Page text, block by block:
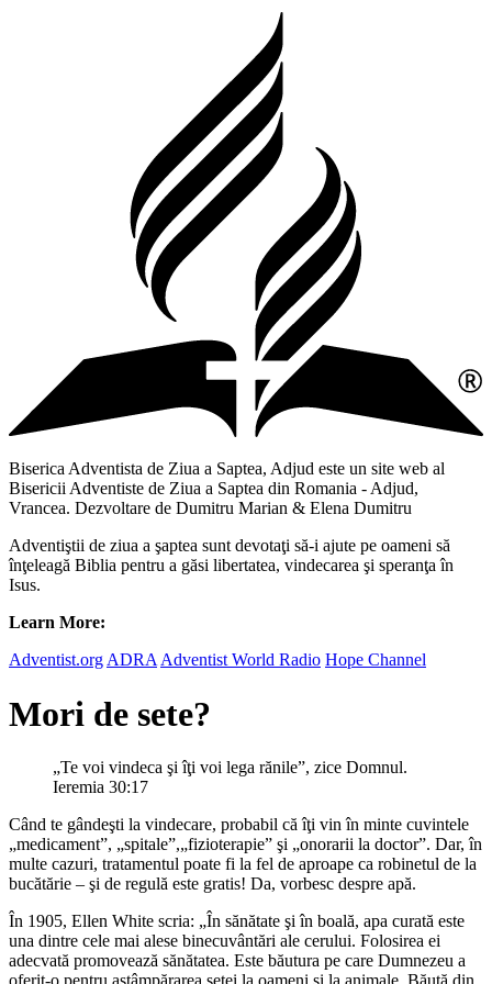
Biserica Adventista de Ziua a Saptea, Adjud este un site web al
Bisericii Adventiste de Ziua a Saptea din Romania - Adjud,
Vrancea. Dezvoltare de Dumitru Marian & Elena Dumitru
Adventiştii de ziua a şaptea sunt devotaţi să-i ajute pe oameni să
înţeleagă Biblia pentru a găsi libertatea, vindecarea şi speranţa în
Isus.
Learn More:
Adventist.org ADRA Adventist World Radio Hope Channel
Mori de sete?
„Te voi vindeca şi îţi voi lega rănile”, zice Domnul.
Ieremia 30:17
Când te gândeşti la vindecare, probabil că îţi vin în minte cuvintele
„medicament”, „spitale”,„fizioterapie” şi „onorarii la doctor”. Dar, în
multe cazuri, tratamentul poate fi la fel de aproape ca robinetul de la
bucătărie – şi de regulă este gratis! Da, vorbesc despre apă.
În 1905, Ellen White scria: „În sănătate şi în boală, apa curată este
una dintre cele mai alese binecuvântări ale cerului. Folosirea ei
adecvată promovează sănătatea. Este băutura pe care Dumnezeu a
oferit-o pentru astâmpărarea setei la oameni şi la animale. Băută din